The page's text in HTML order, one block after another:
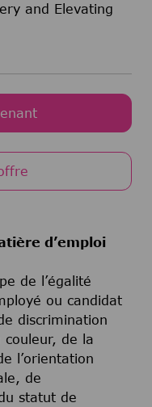
and Elevating
d’emploi
de l’égalité
ou candidat
discrimination
de la
l’orientation
de
statut de